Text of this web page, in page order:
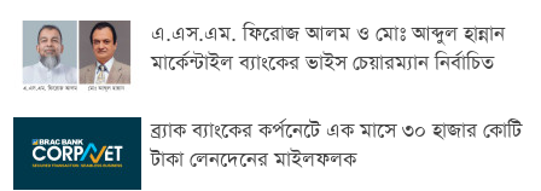
এ.এস.এম. ফিরোজ আলম ও মোঃ আব্দুল হান্নান
মার্কেন্টাইল ব্যাংকের ভাইস চেয়ারম্যান নির্বাচিত
ব্র্যাক ব্যাংকের কর্পনেটে এক মাসে ৩০ হাজার কোটি
টাকা লেনদেনের মাইলফলক